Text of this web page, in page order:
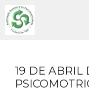
Pular
para
19 DE ABRIL